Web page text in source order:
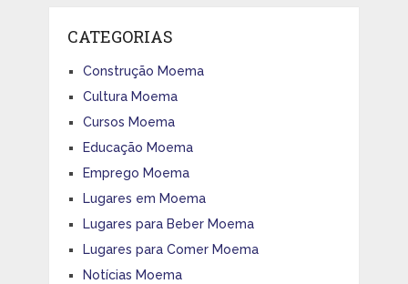
CATEGORIAS
Construção Moema
Cultura Moema
Cursos Moema
Educação Moema
Emprego Moema
Lugares em Moema
Lugares para Beber Moema
Lugares para Comer Moema
Notícias Moema